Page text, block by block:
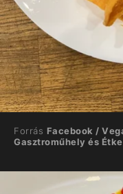
Forrás Facebook /
Gasztroműhely és